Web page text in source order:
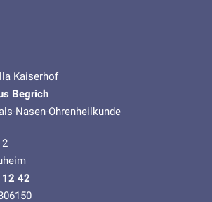
Kaiserhof
Begrich
Nasen-Ohrenheilkunde
42